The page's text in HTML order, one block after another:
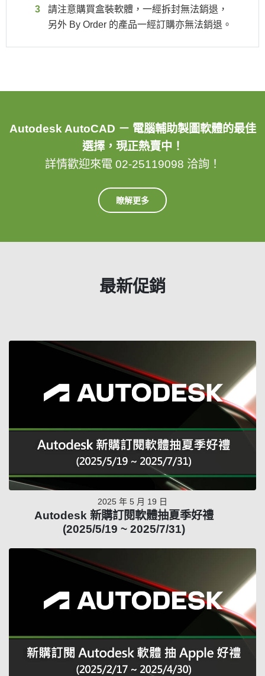
請注意購買盒裝軟體，一經拆封無法銷退，
另外 By Order 的產品一經訂購亦無法銷退。
Autodesk AutoCAD － 電腦輔助製圖軟體的最佳
選擇，現正熱賣中！
詳情歡迎來電 02-25119098 洽詢！
瞭解更多
最新促銷
2025 年 5 月 19 日
Autodesk 新購訂閱軟體抽夏季好禮
(2025/5/19 ~ 2025/7/31)